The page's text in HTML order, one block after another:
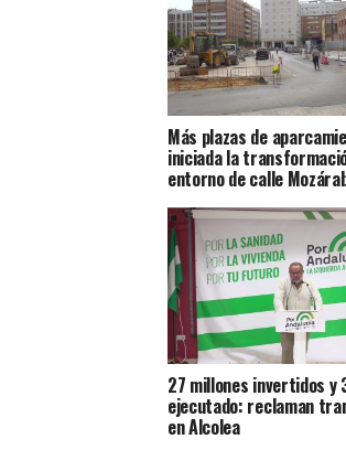
Más plazas de
iniciada la
entorno de calle
27 millones invertidos y
ejecutado: reclaman
en Alcolea